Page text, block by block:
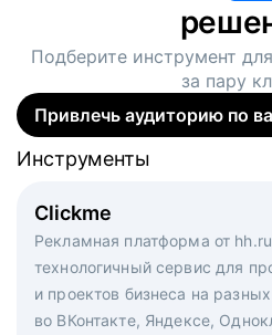
Подберите инструмент
за пару
Привлечь аудиторию по
Clickme
Рекламная платформа от
технологичный сервис для
и проектов бизнеса на
во ВКонтакте, Яндексе,
Инструменты
Вакансия дня
Рекламный формат для
hh.ru. Увеличивает
Инструменты
Массовый подбор под ключ.
кандидатов и когда вам
маркетологи, рекрутеры и
hh.ru с целым набором digital-
Инструменты